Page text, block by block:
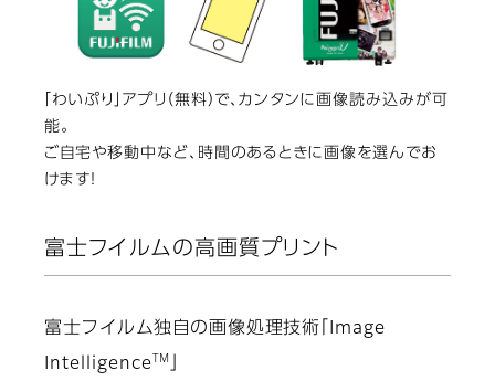
「わいぷり」アプリ（無料）で、カンタンに画像読み込みが可
能。
ご自宅や移動中など、時間のあるときに画像を選んでお
けます！
富士フイルムの高画質プリント
富士フイルム独自の画像処理技術「Image
Intelligence TM